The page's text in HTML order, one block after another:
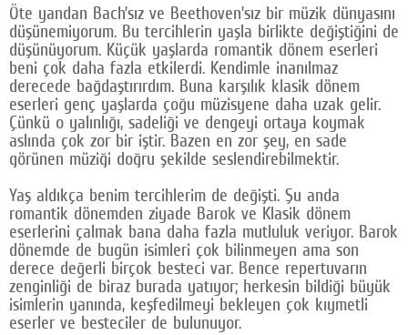
Öte yandan Bach’sız ve Beethoven’sız bir müzik dünyasını
düşünemiyorum. Bu tercihlerin yaşla birlikte değiştiğini de
düşünüyorum. Küçük yaşlarda romantik dönem eserleri
beni çok daha fazla etkilerdi. Kendimle inanılmaz
derecede bağdaştırırdım. Buna karşılık klasik dönem
eserleri genç yaşlarda çoğu müzisyene daha uzak gelir.
Çünkü o yalınlığı, sadeliği ve dengeyi ortaya koymak
aslında çok zor bir iştir. Bazen en zor şey, en sade
görünen müziği doğru şekilde seslendirebilmektir.
Yaş aldıkça benim tercihlerim de değişti. Şu anda
romantik dönemden ziyade Barok ve Klasik dönem
eserlerini çalmak bana daha fazla mutluluk veriyor. Barok
dönemde de bugün isimleri çok bilinmeyen ama son
derece değerli birçok besteci var. Bence repertuvarın
zenginliği de biraz burada yatıyor; herkesin bildiği büyük
isimlerin yanında, keşfedilmeyi bekleyen çok kıymetli
eserler ve besteciler de bulunuyor.